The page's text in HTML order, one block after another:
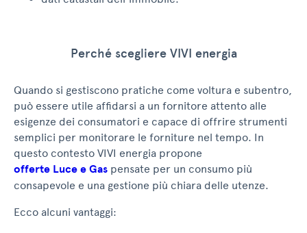
Perché scegliere VIVI energia
Quando si gestiscono pratiche come voltura e subentro,
può essere utile affidarsi a un fornitore attento alle
esigenze dei consumatori e capace di offrire strumenti
semplici per monitorare le forniture nel tempo. In
questo contesto VIVI energia propone
offerte Luce e Gas pensate per un consumo più
consapevole e una gestione più chiara delle utenze.
Ecco alcuni vantaggi: